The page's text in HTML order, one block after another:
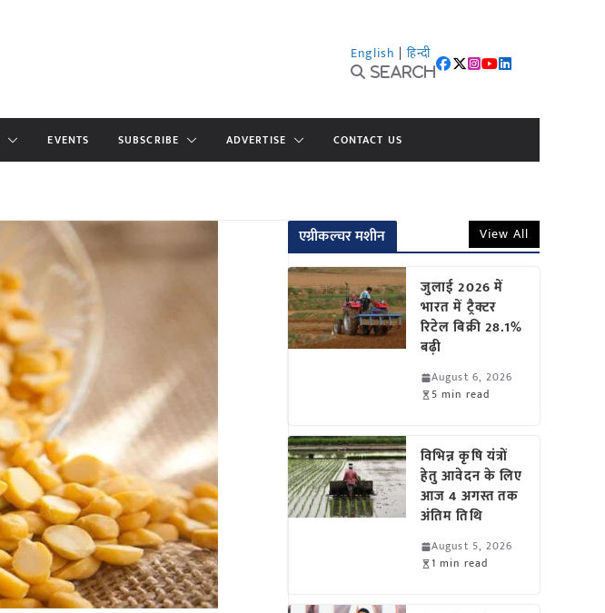
English | हिन्दी
Search
EVENTS SUBSCRIBE ADVERTISE CONTACT US
एग्रीकल्चर मशीन View All
जुलाई 2026 में
भारत में ट्रैक्टर
रिटेल बिक्री 28.1%
बढ़ी
August 6, 2026
5 min read
विभिन्न कृषि यंत्रों
हेतु आवेदन के लिए
आज 4 अगस्त तक
अंतिम तिथि
August 5, 2026
1 min read